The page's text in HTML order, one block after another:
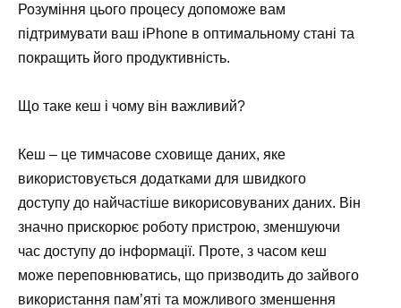
Розуміння цього процесу допоможе вам
підтримувати ваш iPhone в оптимальному стані та
покращить його продуктивність.
Що таке кеш і чому він важливий?
Кеш – це тимчасове сховище даних, яке
використовується додатками для швидкого
доступу до найчастіше викорисовуваних даних. Він
значно прискорює роботу пристрою, зменшуючи
час доступу до інформації. Проте, з часом кеш
може переповнюватись, що призводить до зайвого
використання пам’яті та можливого зменшення